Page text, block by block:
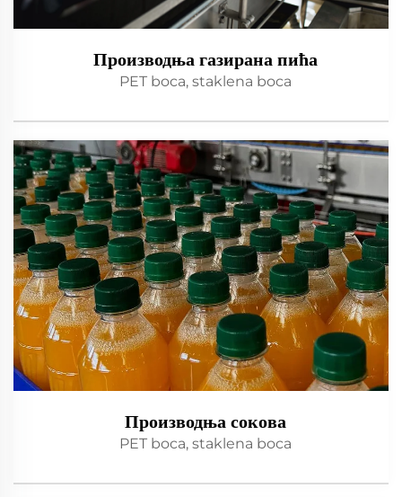
Производња газирана пића
PET boca, staklena boca
Производња сокова
PET boca, staklena boca